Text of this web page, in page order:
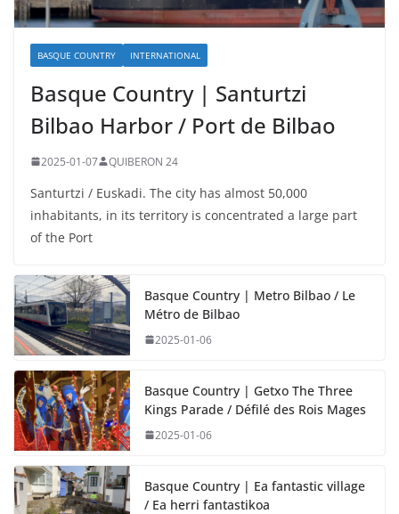
BASQUE COUNTRY INTERNATIONAL
Basque Country | Santurtzi
Bilbao Harbor / Port de Bilbao
2025-01-07 QUIBERON 24
Santurtzi / Euskadi. The city has almost 50,000
inhabitants, in its territory is concentrated a large part
of the Port
Basque Country | Metro Bilbao / Le
Métro de Bilbao
2025-01-06
Basque Country | Getxo The Three
Kings Parade / Défilé des Rois Mages
2025-01-06
Basque Country | Ea fantastic village
/ Ea herri fantastikoa